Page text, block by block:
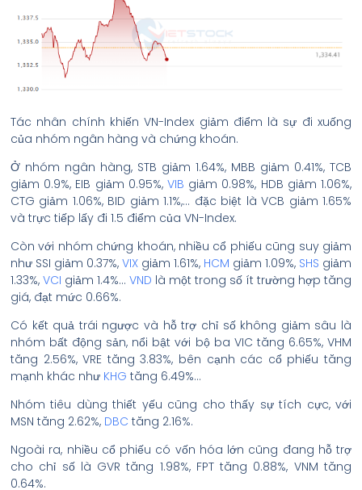
Tác nhân chính khiến VN-Index giảm điểm là sự đi xuống
của nhóm ngân hàng và chứng khoán.
Ở nhóm ngân hàng, STB giảm 1.64%, MBB giảm 0.41%, TCB
giảm 0.9%, EIB giảm 0.95%, VIB giảm 0.98%, HDB giảm 1.06%,
CTG giảm 1.06%, BID giảm 1.1%,… đặc biệt là VCB giảm 1.65%
và trực tiếp lấy đi 1.5 điểm của VN-Index.
Còn với nhóm chứng khoán, nhiều cổ phiếu cũng suy giảm
như SSI giảm 0.37%, VIX giảm 1.61%, HCM giảm 1.09%, SHS giảm
1.33%, VCI giảm 1.4%… VND là một trong số ít trường hợp tăng
giá, đạt mức 0.66%.
Có kết quả trái ngược và hỗ trợ chỉ số không giảm sâu là
nhóm bất động sản, nổi bật với bộ ba VIC tăng 6.65%, VHM
tăng 2.56%, VRE tăng 3.83%, bên cạnh các cổ phiếu tăng
mạnh khác như KHG tăng 6.49%…
Nhóm tiêu dùng thiết yếu cũng cho thấy sự tích cực, với
MSN tăng 2.62%, DBC tăng 2.16%.
Ngoài ra, nhiều cổ phiếu có vốn hóa lớn cũng đang hỗ trợ
cho chỉ số là GVR tăng 1.98%, FPT tăng 0.88%, VNM tăng
0.64%.